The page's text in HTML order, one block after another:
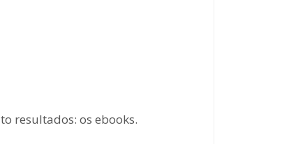
resultados: os ebooks.